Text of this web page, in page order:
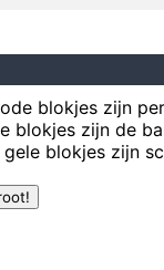
Trashing your hotel
where I stand. In
blokjes zijn
blokjes zijn de
blokjes zijn